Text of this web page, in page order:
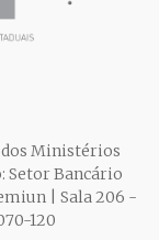
dos Ministérios
Setor Bancário
| Sala 206 -
120